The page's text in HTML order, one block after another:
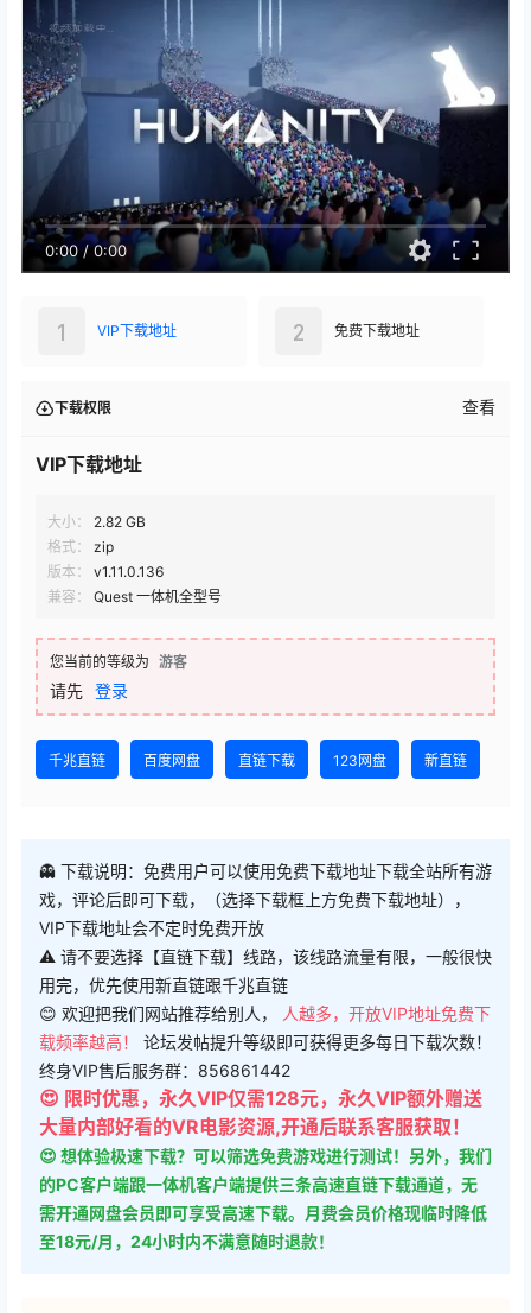
0:00/0:00
VIP下载地址
1 免费下载地址
2
下载权限 查看
VIP下载地址
大小：
2.82 GB
格式：
zip
版本：
v1.11.0.136
兼容：
Quest 一体机全型号
您当前的等级为 游客
请先 登录
千兆直链 百度网盘 直链下载 123网盘 新直链
👻 下载说明：免费用户可以使用免费下载地址下载全站所有游
戏，评论后即可下载，（选择下载框上方免费下载地址），
VIP下载地址会不定时免费开放
⚠ 请不要选择【直链下载】线路，该线路流量有限，一般很快
用完，优先使用新直链跟千兆直链
😊 欢迎把我们网站推荐给别人，
人越多，开放VIP地址免费下
载频率越高！ 论坛发帖提升等级即可获得更多每日下载次数！
终身VIP售后服务群：856861442
😍 限时优惠，永久VIP仅需128元，永久VIP额外赠送
大量内部好看的VR电影资源,开通后联系客服获取！
😍 想体验极速下载？可以筛选免费游戏进行测试！另外，我们
的PC客户端跟一体机客户端提供三条高速直链下载通道，无
需开通网盘会员即可享受高速下载。月费会员价格现临时降低
至18元/月，24小时内不满意随时退款！